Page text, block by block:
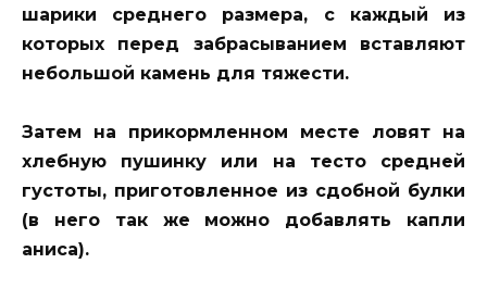
шарики среднего размера, с каждый из
которых перед забрасыванием вставляют
небольшой камень для тяжести.
Затем на прикормленном месте ловят на
хлебную пушинку или на тесто средней
густоты, приготовленное из сдобной булки
(в него так же можно добавлять капли
аниса).